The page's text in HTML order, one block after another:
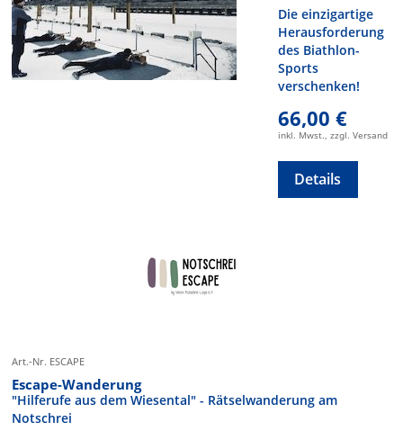
Die einzigartige
Herausforderung
des Biathlon-
Sports
verschenken!
66,00 €
inkl. Mwst., zzgl. Versand
Details
Art.-Nr. ESCAPE
Escape-Wanderung
"Hilferufe aus dem Wiesental" - Rätselwanderung am
Notschrei